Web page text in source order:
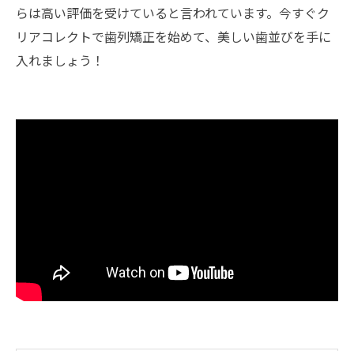
らは高い評価を受けていると言われています。今すぐク
リアコレクトで歯列矯正を始めて、美しい歯並びを手に
入れましょう！